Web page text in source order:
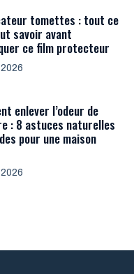
tomettes : tout ce
savoir avant
ce film protecteur
enlever l’odeur de
: 8 astuces naturelles
pour une maison